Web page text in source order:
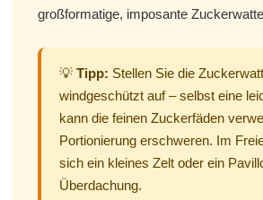
großformatige, imposante
💡 Tipp: Stellen Sie die
windgeschützt auf – selbst eine
kann die feinen Zuckerfäden
Portionierung erschweren. Im
sich ein kleines Zelt oder ein
Überdachung.